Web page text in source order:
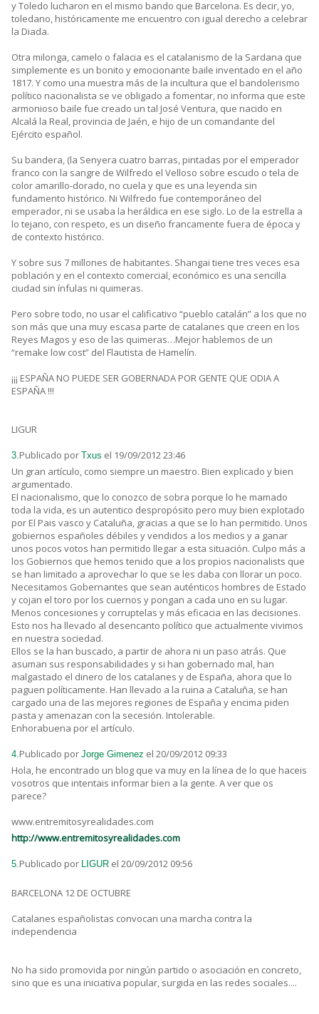
y Toledo lucharon en el mismo bando que Barcelona. Es decir, yo,
toledano, históricamente me encuentro con igual derecho a celebrar
la Diada.
Otra milonga, camelo o falacia es el catalanismo de la Sardana que
simplemente es un bonito y emocionante baile inventado en el año
1817. Y como una muestra más de la incultura que el bandolerismo
político nacionalista se ve obligado a fomentar, no informa que este
armonioso baile fue creado un tal José Ventura, que nacido en
Alcalá la Real, provincia de Jaén, e hijo de un comandante del
Ejército español.
Su bandera, (la Senyera cuatro barras, pintadas por el emperador
franco con la sangre de Wilfredo el Velloso sobre escudo o tela de
color amarillo-dorado, no cuela y que es una leyenda sin
fundamento histórico. Ni Wilfredo fue contemporáneo del
emperador, ni se usaba la heráldica en ese siglo. Lo de la estrella a
lo tejano, con respeto, es un diseño francamente fuera de época y
de contexto histórico.
Y sobre sus 7 millones de habitantes. Shangai tiene tres veces esa
población y en el contexto comercial, económico es una sencilla
ciudad sin ínfulas ni quimeras.
Pero sobre todo, no usar el calificativo “pueblo catalán” a los que no
son más que una muy escasa parte de catalanes que creen en los
Reyes Magos y eso de las quimeras…Mejor hablemos de un
“remake low cost” del Flautista de Hamelín.
¡¡¡ ESPAÑA NO PUEDE SER GOBERNADA POR GENTE QUE ODIA A
ESPAÑA !!!
LIGUR
3.Publicado por Txus el 19/09/2012 23:46
Un gran artículo, como siempre un maestro. Bien explicado y bien
argumentado.
El nacionalismo, que lo conozco de sobra porque lo he mamado
toda la vida, es un autentico despropósito pero muy bien explotado
por El Pais vasco y Cataluña, gracias a que se lo han permitido. Unos
gobiernos españoles débiles y vendidos a los medios y a ganar
unos pocos votos han permitido llegar a esta situación. Culpo más a
los Gobiernos que hemos tenido que a los propios nacionalists que
se han limitado a aprovechar lo que se les daba con llorar un poco.
Necesitamos Gobernantes que sean auténticos hombres de Estado
y cojan el toro por los cuernos y pongan a cada uno en su lugar.
Menos concesiones y corruptelas y más eficacia en las decisiones.
Esto nos ha llevado al desencanto político que actualmente vivimos
en nuestra sociedad.
Ellos se la han buscado, a partir de ahora ni un paso atrás. Que
asuman sus responsabilidades y si han gobernado mal, han
malgastado el dinero de los catalanes y de España, ahora que lo
paguen políticamente. Han llevado a la ruina a Cataluña, se han
cargado una de las mejores regiones de España y encima piden
pasta y amenazan con la secesión. Intolerable.
Enhorabuena por el artículo.
4.Publicado por Jorge Gimenez el 20/09/2012 09:33
Hola, he encontrado un blog que va muy en la línea de lo que haceis
vosotros que intentais informar bien a la gente. A ver que os
parece?
www.entremitosyrealidades.com
http://www.entremitosyrealidades.com
5.Publicado por LIGUR el 20/09/2012 09:56
BARCELONA 12 DE OCTUBRE
Catalanes españolistas convocan una marcha contra la
independencia
No ha sido promovida por ningún partido o asociación en concreto,
sino que es una iniciativa popular, surgida en las redes sociales....